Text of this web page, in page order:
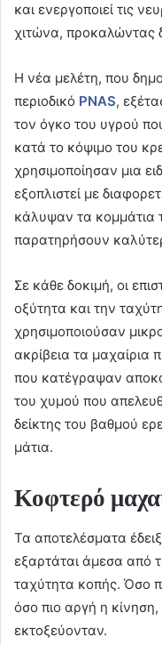
και ενεργοποιεί τις
χιτώνα, προκαλώντας
Η νέα μελέτη, που
περιοδικό PNAS,
τον όγκο του υγρού
κατά το κόψιμο του
χρησιμοποίησαν μια
εξοπλιστεί με
κάλυψαν τα κομμάτια
παρατηρήσουν
Σε κάθε δοκιμή, οι
οξύτητα και την
χρησιμοποιούσαν
ακρίβεια τα μαχαίρια
που κατέγραψαν
του χυμού που
δείκτης του βαθμού
μάτια.
Κοφτερό
Τα αποτελέσματα
εξαρτάται άμεσα από
ταχύτητα κοπής. Όσο
όσο πιο αργή η κίνηση,
εκτοξεύονταν.